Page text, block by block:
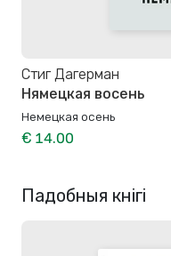
Стиг Дагерман
Нямецкая восень
Немецкая осень
€ 14.00
Падобныя кнігі